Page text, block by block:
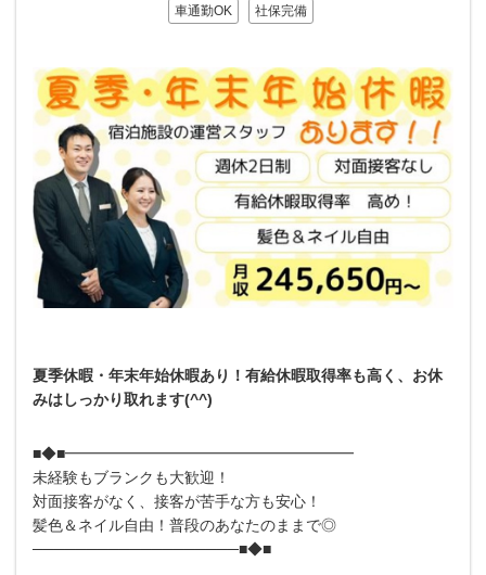
車通勤OK 社保完備
夏季休暇・年末年始休暇あり！有給休暇取得率も高く、お休
みはしっかり取れます(^^)
■◆■━━━━━━━━━━━━━━━━━━━
未経験もブランクも大歓迎！
対面接客がなく、接客が苦手な方も安心！
髪色＆ネイル自由！普段のあなたのままで◎
───────────────────■◆■